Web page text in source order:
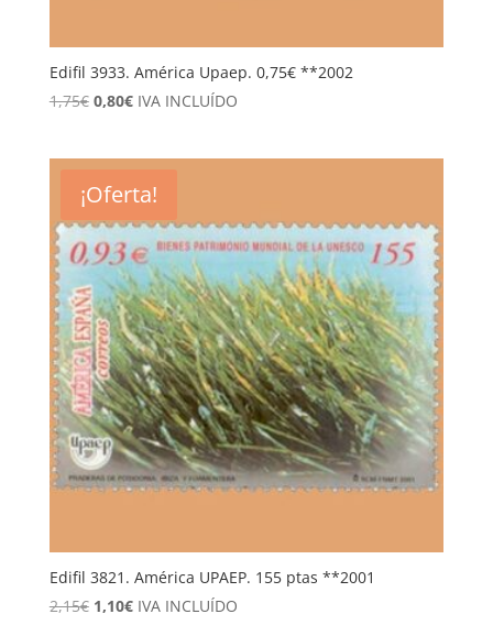
Edifil 3933. América Upaep. 0,75€ **2002
1,75€ El
1,75€.
0,80€El
0,80€.
IVA INCLUÍDO
¡Oferta!
Edifil 3821. América UPAEP. 155 ptas **2001
2,15€ El
1,10€ElIVA INCLUÍDO